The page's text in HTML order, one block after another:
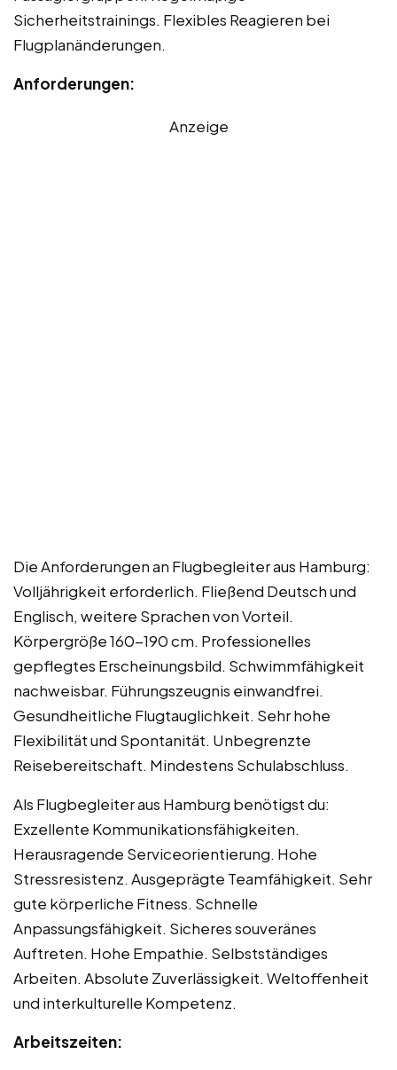
Sicherheitstrainings. Flexibles Reagieren bei
Flugplanänderungen.
Anforderungen:
Anzeige
Die Anforderungen an Flugbegleiter aus Hamburg:
Volljährigkeit erforderlich. Fließend Deutsch und
Englisch, weitere Sprachen von Vorteil.
Körpergröße 160-190 cm. Professionelles
gepflegtes Erscheinungsbild. Schwimmfähigkeit
nachweisbar. Führungszeugnis einwandfrei.
Gesundheitliche Flugtauglichkeit. Sehr hohe
Flexibilität und Spontanität. Unbegrenzte
Reisebereitschaft. Mindestens Schulabschluss.
Als Flugbegleiter aus Hamburg benötigst du:
Exzellente Kommunikationsfähigkeiten.
Herausragende Serviceorientierung. Hohe
Stressresistenz. Ausgeprägte Teamfähigkeit. Sehr
gute körperliche Fitness. Schnelle
Anpassungsfähigkeit. Sicheres souveränes
Auftreten. Hohe Empathie. Selbstständiges
Arbeiten. Absolute Zuverlässigkeit. Weltoffenheit
und interkulturelle Kompetenz.
Arbeitszeiten: